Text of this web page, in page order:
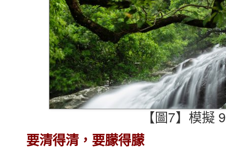
【圖7】模擬
要清得清，要朦得朦